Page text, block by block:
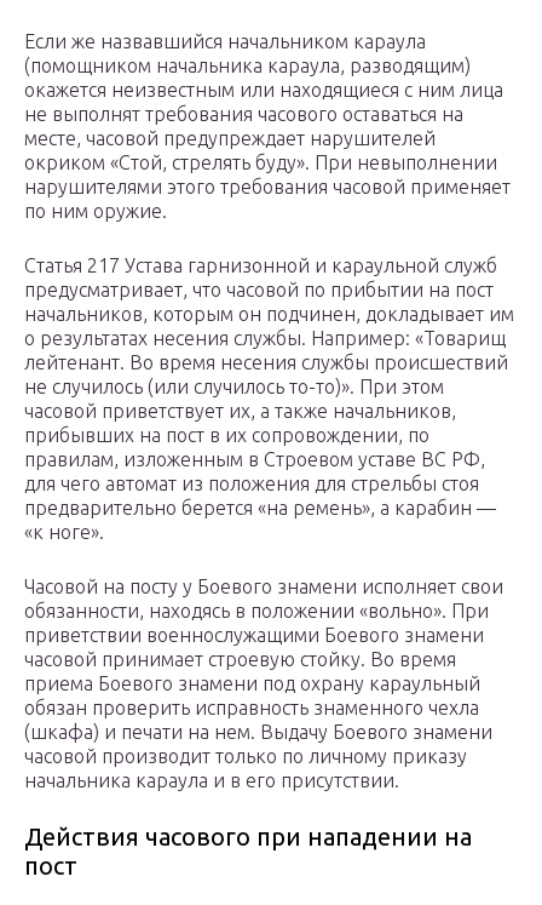
Если же назвавшийся начальником караула
(помощником начальника караула, разводящим)
окажется неизвестным или находящиеся с ним лица
не выполнят требования часового оставаться на
месте, часовой предупреждает нарушителей
окриком «Стой, стрелять буду». При невыполнении
нарушителями этого требования часовой применяет
по ним оружие.
Статья 217 Устава гарнизонной и караульной служб
предусматривает, что часовой по прибытии на пост
начальников, которым он подчинен, докладывает им
о результатах несения службы. Например: «Товарищ
лейтенант. Во время несения службы происшествий
не случилось (или случилось то-то)». При этом
часовой приветствует их, а также начальников,
прибывших на пост в их сопровождении, по
правилам, изложенным в Строевом уставе ВС РФ,
для чего автомат из положения для стрельбы стоя
предварительно берется «на ремень», а карабин —
«к ноге».
Часовой на посту у Боевого знамени исполняет свои
обязанности, находясь в положении «вольно». При
приветствии военнослужащими Боевого знамени
часовой принимает строевую стойку. Во время
приема Боевого знамени под охрану караульный
обязан проверить исправность знаменного чехла
(шкафа) и печати на нем. Выдачу Боевого знамени
часовой производит только по личному приказу
начальника караула и в его присутствии.
Действия часового при нападении на
пост